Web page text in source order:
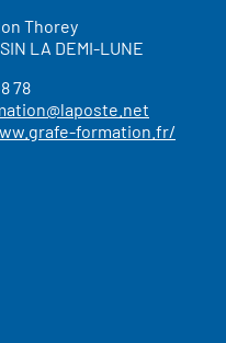
Thorey
LA DEMI-LUNE
78
formation.fr/